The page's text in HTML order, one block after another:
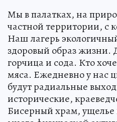
Мы в палатках, на
частной территории, с
Наш лагерь
здоровый образ жизни.
горчица и сода. Кто
мяса. Ежедневно у нас
будут радиальные
исторические,
Бисерный храм, ущелье